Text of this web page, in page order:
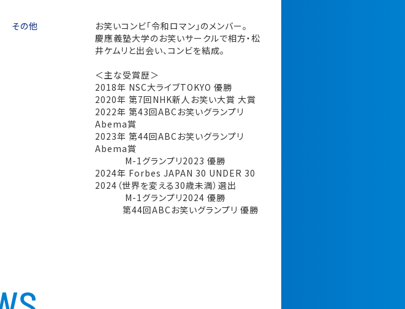
その他
お笑いコンビ「令和ロマン」のメンバー。
慶應義塾大学のお笑いサークルで相方・松
井ケムリと出会い、コンビを結成。
＜主な受賞歴＞
2018年 NSC大ライブTOKYO 優勝
2020年 第7回NHK新人お笑い大賞 大賞
2022年 第43回ABCお笑いグランプリ
Abema賞
2023年 第44回ABCお笑いグランプリ
Abema賞
M-1グランプリ2023 優勝
2024年 Forbes JAPAN 30 UNDER 30
2024（世界を変える30歳未満）選出
M-1グランプリ2024 優勝
第44回ABCお笑いグランプリ 優勝